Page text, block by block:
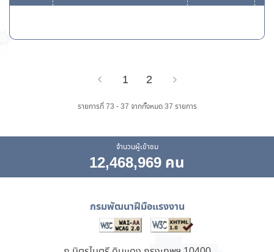
1 2
รายการที่ 73 - 37 จากทั้งหมด 37 รายการ
จำนวนผู้เข้าชม
12,468,969 คน
กรมพัฒนาฝีมือแรงงาน